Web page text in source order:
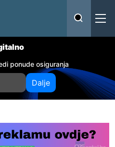
ponude osiguranja
Dalje